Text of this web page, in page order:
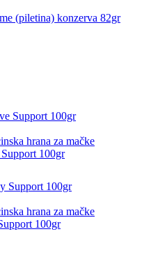
(piletina) konzerva 82gr
hrana za mačke
100gr
hrana za mačke
100gr